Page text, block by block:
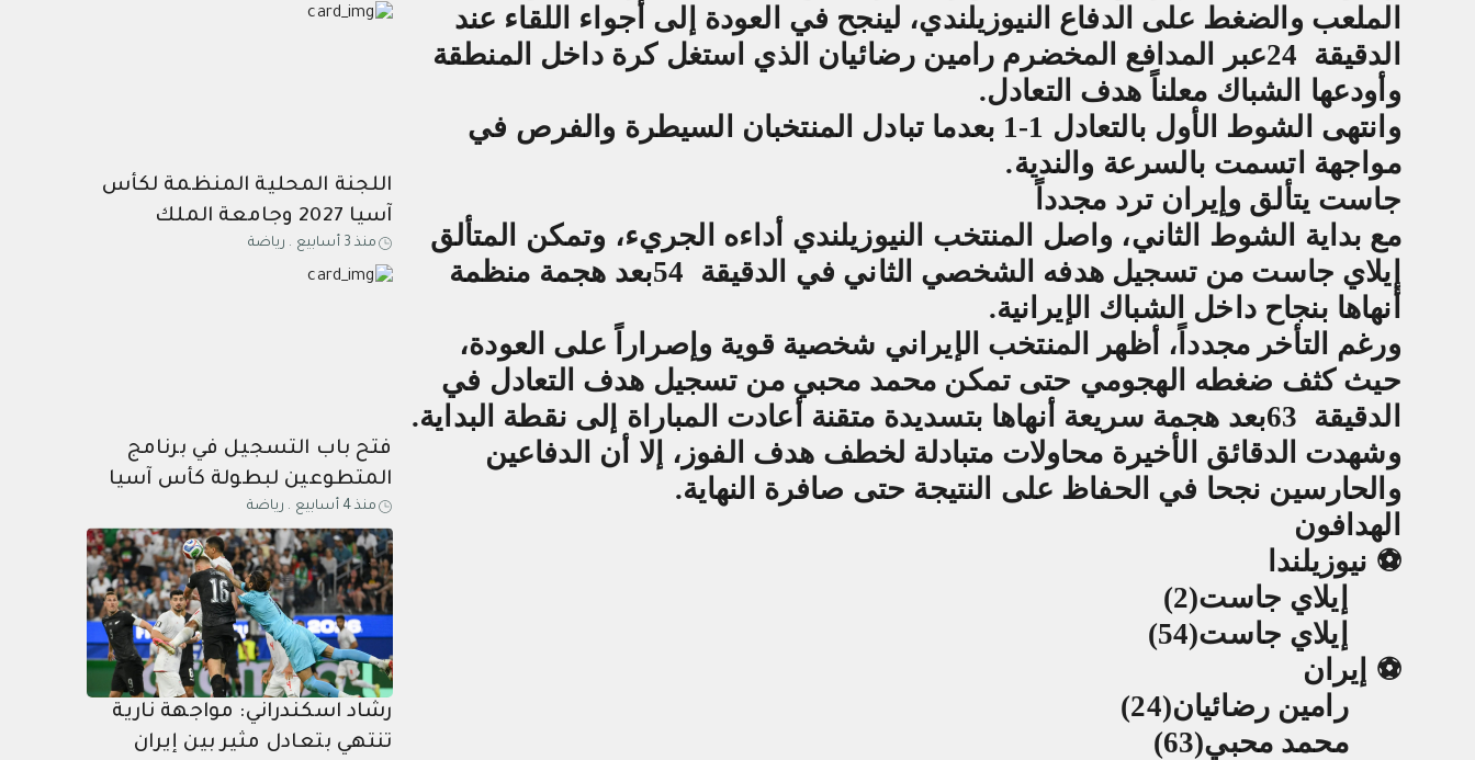
الملعب والضغط على الدفاع النيوزيلندي، لينجح في العودة إلى أجواء اللقاء عند
الدقيقة 24عبر المدافع المخضرم رامين رضائيان الذي استغل كرة داخل المنطقة
وأودعها الشباك معلناً هدف التعادل.
وانتهى الشوط الأول بالتعادل 1-1 بعدما تبادل المنتخبان السيطرة والفرص في
مواجهة اتسمت بالسرعة والندية.
جاست يتألق وإيران ترد مجدداً
مع بداية الشوط الثاني، واصل المنتخب النيوزيلندي أداءه الجريء، وتمكن المتألق
إيلاي جاست من تسجيل هدفه الشخصي الثاني في الدقيقة 54بعد هجمة منظمة
أنهاها بنجاح داخل الشباك الإيرانية.
ورغم التأخر مجدداً، أظهر المنتخب الإيراني شخصية قوية وإصراراً على العودة،
حيث كثف ضغطه الهجومي حتى تمكن محمد محبي من تسجيل هدف التعادل في
الدقيقة 63بعد هجمة سريعة أنهاها بتسديدة متقنة أعادت المباراة إلى نقطة البداية.
وشهدت الدقائق الأخيرة محاولات متبادلة لخطف هدف الفوز، إلا أن الدفاعين
والحارسين نجحا في الحفاظ على النتيجة حتى صافرة النهاية.
الهدافون
⚽ نيوزيلندا
إيلاي جاست(2)
إيلاي جاست(54)
⚽ إيران
رامين رضائيان(24)
محمد محبي(63)
الجائزة الذهبية لعام 2026
اللجنة المحلية المنظمة لكأس
آسيا 2027 وجامعة الملك
عبدالعزيز توقعان اتفاقية تعاون
في البحث والابتكار لدعم
منذ 3 أسابيع . رياضة
فتح باب التسجيل في برنامج
المتطوعين لبطولة كأس آسيا
السعودية 2027
منذ 4 أسابيع . رياضة
رشاد اسكندراني: مواجهة نارية
تنتهي بتعادل مثير بين إيران